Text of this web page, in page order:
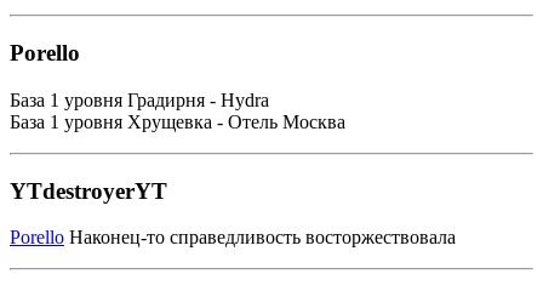
Porello
База 1 уровня Градирня - Hydra
База 1 уровня Хрущевка - Отель Москва
YTdestroyerYT
Porello Наконец-то справедливость восторжествовала